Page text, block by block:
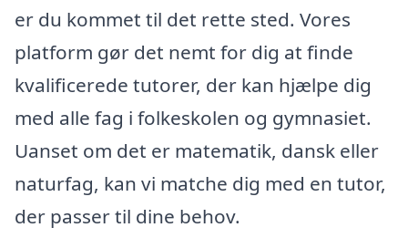
er du kommet til det rette sted. Vores
platform gør det nemt for dig at finde
kvalificerede tutorer, der kan hjælpe dig
med alle fag i folkeskolen og gymnasiet.
Uanset om det er matematik, dansk eller
naturfag, kan vi matche dig med en tutor,
der passer til dine behov.